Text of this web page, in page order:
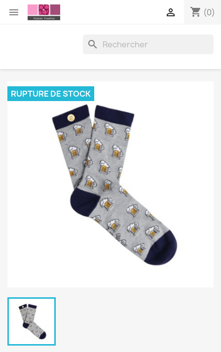
 shopping_cart (0)


RUPTURE DE STOCK